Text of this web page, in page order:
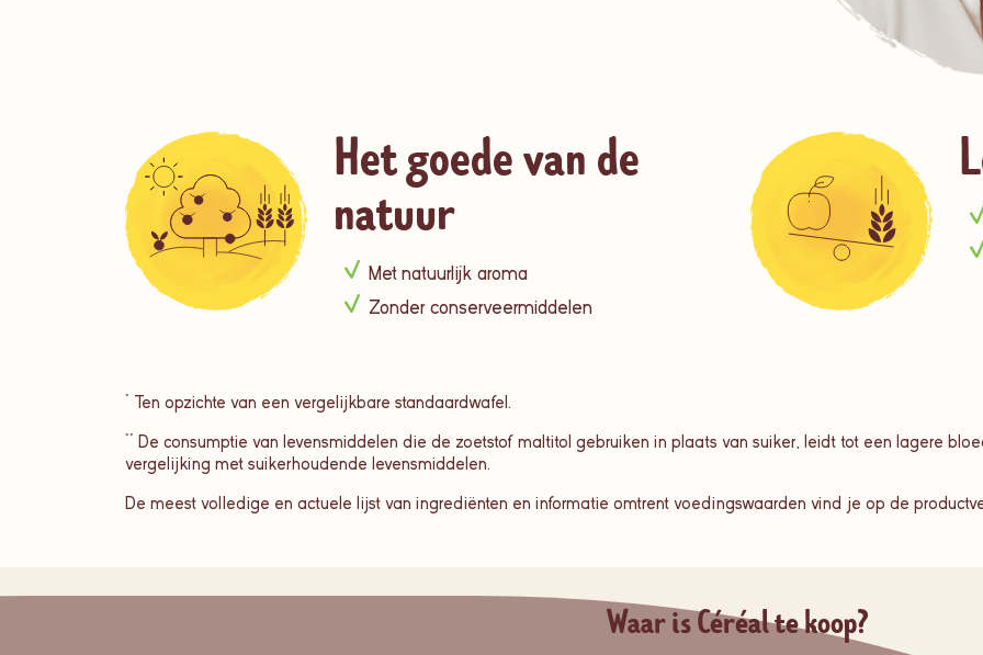
Het goede van de
natuur
Met natuurlijk aroma
Zonder conserveermiddelen
* Ten opzichte van een vergelijkbare standaardwafel.
** De consumptie van levensmiddelen die de zoetstof maltitol gebruiken in plaats van suiker, leidt tot een lagere
vergelijking met suikerhoudende levensmiddelen.
De meest volledige en actuele lijst van ingrediënten en informatie omtrent voedingswaarden vind je op de
Waar is Céréal te koop?